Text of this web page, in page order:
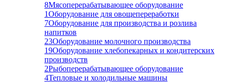
8Мясоперерабатывающее оборудование
1Оборудование для овощепереработки
7Оборудование для производства и розлива
напитков
23Оборудование молочного производства
19Оборудование хлебопекарных и кондитерских
производств
2Рыбоперерабатывающее оборудование
4Тепловые и холодильные машины